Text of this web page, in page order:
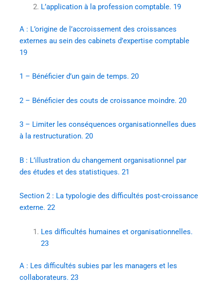
L’application à la profession comptable. 19
A : L’origine de l’accroissement des croissances
externes au sein des cabinets d’expertise comptable
19
1 – Bénéficier d’un gain de temps. 20
2 – Bénéficier des couts de croissance moindre. 20
3 – Limiter les conséquences organisationnelles dues
à la restructuration. 20
B : L’illustration du changement organisationnel par
des études et des statistiques. 21
Section 2 : La typologie des difficultés post-croissance
externe. 22
Les difficultés humaines et organisationnelles.
23
A : Les difficultés subies par les managers et les
collaborateurs. 23